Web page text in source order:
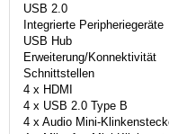
USB 2.0
Integrierte Peripheriegeräte
USB Hub
Erweiterung/Konnektivität
Schnittstellen
4 x HDMI
4 x USB 2.0 Type B
4 x Audio Mini-